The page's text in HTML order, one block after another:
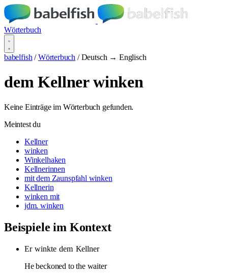
Wörterbuch
babelfish / Wörterbuch / Deutsch → Englisch
dem Kellner winken
Keine Einträge im Wörterbuch gefunden.
Meintest du
Kellner
winken
Winkelhaken
Kellnerinnen
mit dem Zaunspfahl winken
Kellnerin
winken mit
jdm. winken
Beispiele im Kontext
Er winkte dem Kellner
He beckoned to the waiter